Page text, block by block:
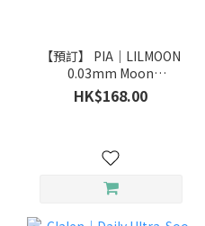
【預訂】 PIA｜LILMOON
0.03mm Moon
Champagne(日拋)
HK$168.00